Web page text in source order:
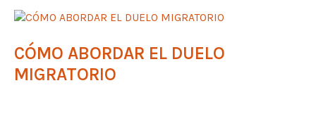
CÓMO ABORDAR EL DUELO
MIGRATORIO